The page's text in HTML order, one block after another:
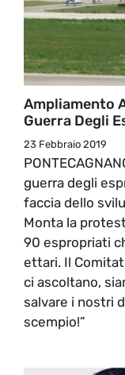
Ampliamento
Guerra Degli
23 Febbraio 2019
guerra degli
faccia dello
Monta la
90 espropriati
ettari. Il
ci ascoltano,
salvare i nostri
scempio!”